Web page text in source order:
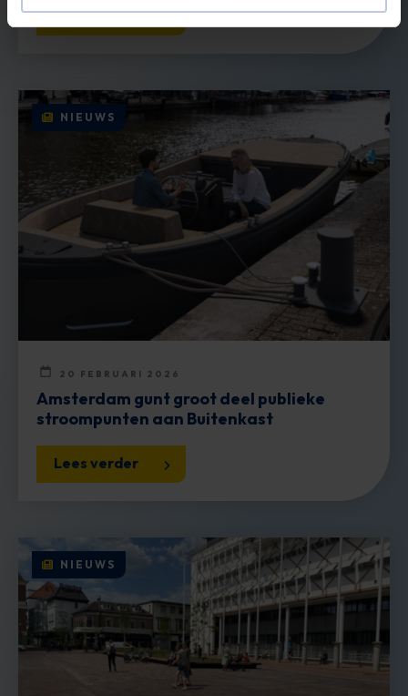
Lees verder
Amsterdam gunt groot deel publieke
stroompunten aan Buitenkast
20 FEBRUARI 2026
Lees verder
NIEUWS
NIEUWS